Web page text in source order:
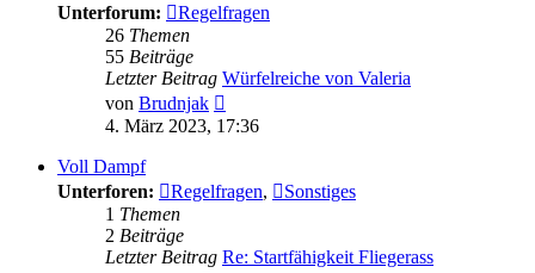
Unterforum:
Regelfragen
26 Themen
55 Beiträge
Letzter Beitrag Würfelreiche von Valeria
von Brudnjak
Beitrag
4. März 2023, 17:36
Voll Dampf
Unterforen:
Regelfragen,
Sonstiges
1 Themen
2 Beiträge
Letzter Beitrag Re: Startfähigkeit Fliegerass